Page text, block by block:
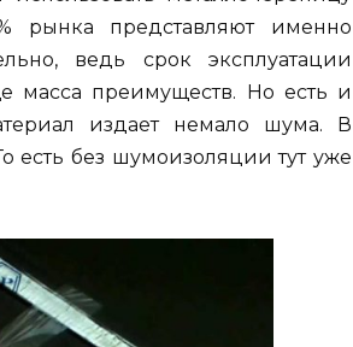
представляют именно
ведь срок эксплуатации
масса преимуществ. Но есть и
издает немало шума. В
есть без шумоизоляции тут уже